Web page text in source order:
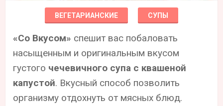
ВЕГЕТАРИАНСКИЕ СУПЫ
«Со Вкусом» спешит вас побаловать
насыщенным и оригинальным вкусом
густого чечевичного супа с квашеной
капустой. Вкусный способ позволить
организму отдохнуть от мясных блюд.